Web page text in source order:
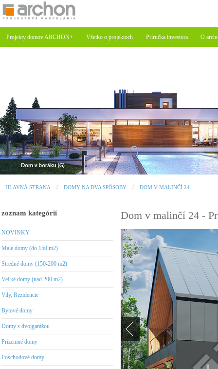
Projekty domov ARCHON+ Všetko o projektoch Príručka investora O
HLAVNÁ STRANA DOMY NA DVA SPÔSOBY DOM V MALINČÍ 24
zoznam kategórií
NOVINKY
Malé domy (do 150 m2)
Stredné domy (150-200 m2)
Veľké domy (nad 200 m2)
Vily, Rezidencie
Bytové domy
Domy s dvojgarážou
Prízemné domy
Poschodové domy
Dom v malinčí 24 -